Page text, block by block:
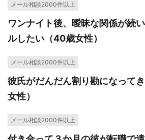
メール相談2000件以上
ワンナイト後、曖昧な関係が続
ルしたい（40歳女性）
メール相談2000件以上
彼氏がだんだん割り勘になって
女性）
メール相談2000件以上